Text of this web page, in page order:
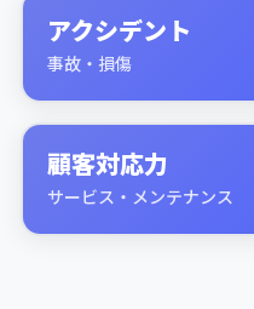
アクシデント
事故・損傷
顧客対応力
サービス・メンテナンス